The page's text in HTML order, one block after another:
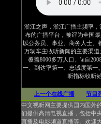
浙江之声，浙江广播主频率
布的广播平台，被评为全国
以公务员、事业、商务人士、
万辆车主收听新闻的主要渠
覆盖8000多万人口。\n自
一、到达率第一、忠诚度第一
听指标收听
上一个在线广播 节目
中文视听网主要提供国内国外
们提供高清电视直播，包括中
直播及电影频道直播等。欢迎